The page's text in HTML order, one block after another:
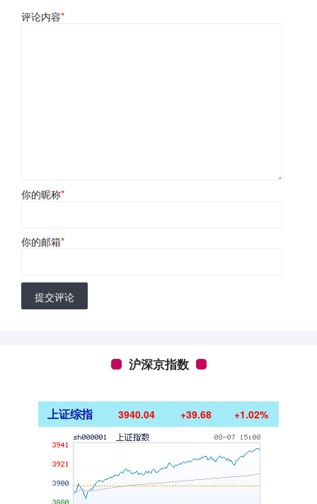
评论内容*
你的昵称*
你的邮箱*
提交评论
沪深京指数
上证综指 3940.04 +39.68 +1.02%